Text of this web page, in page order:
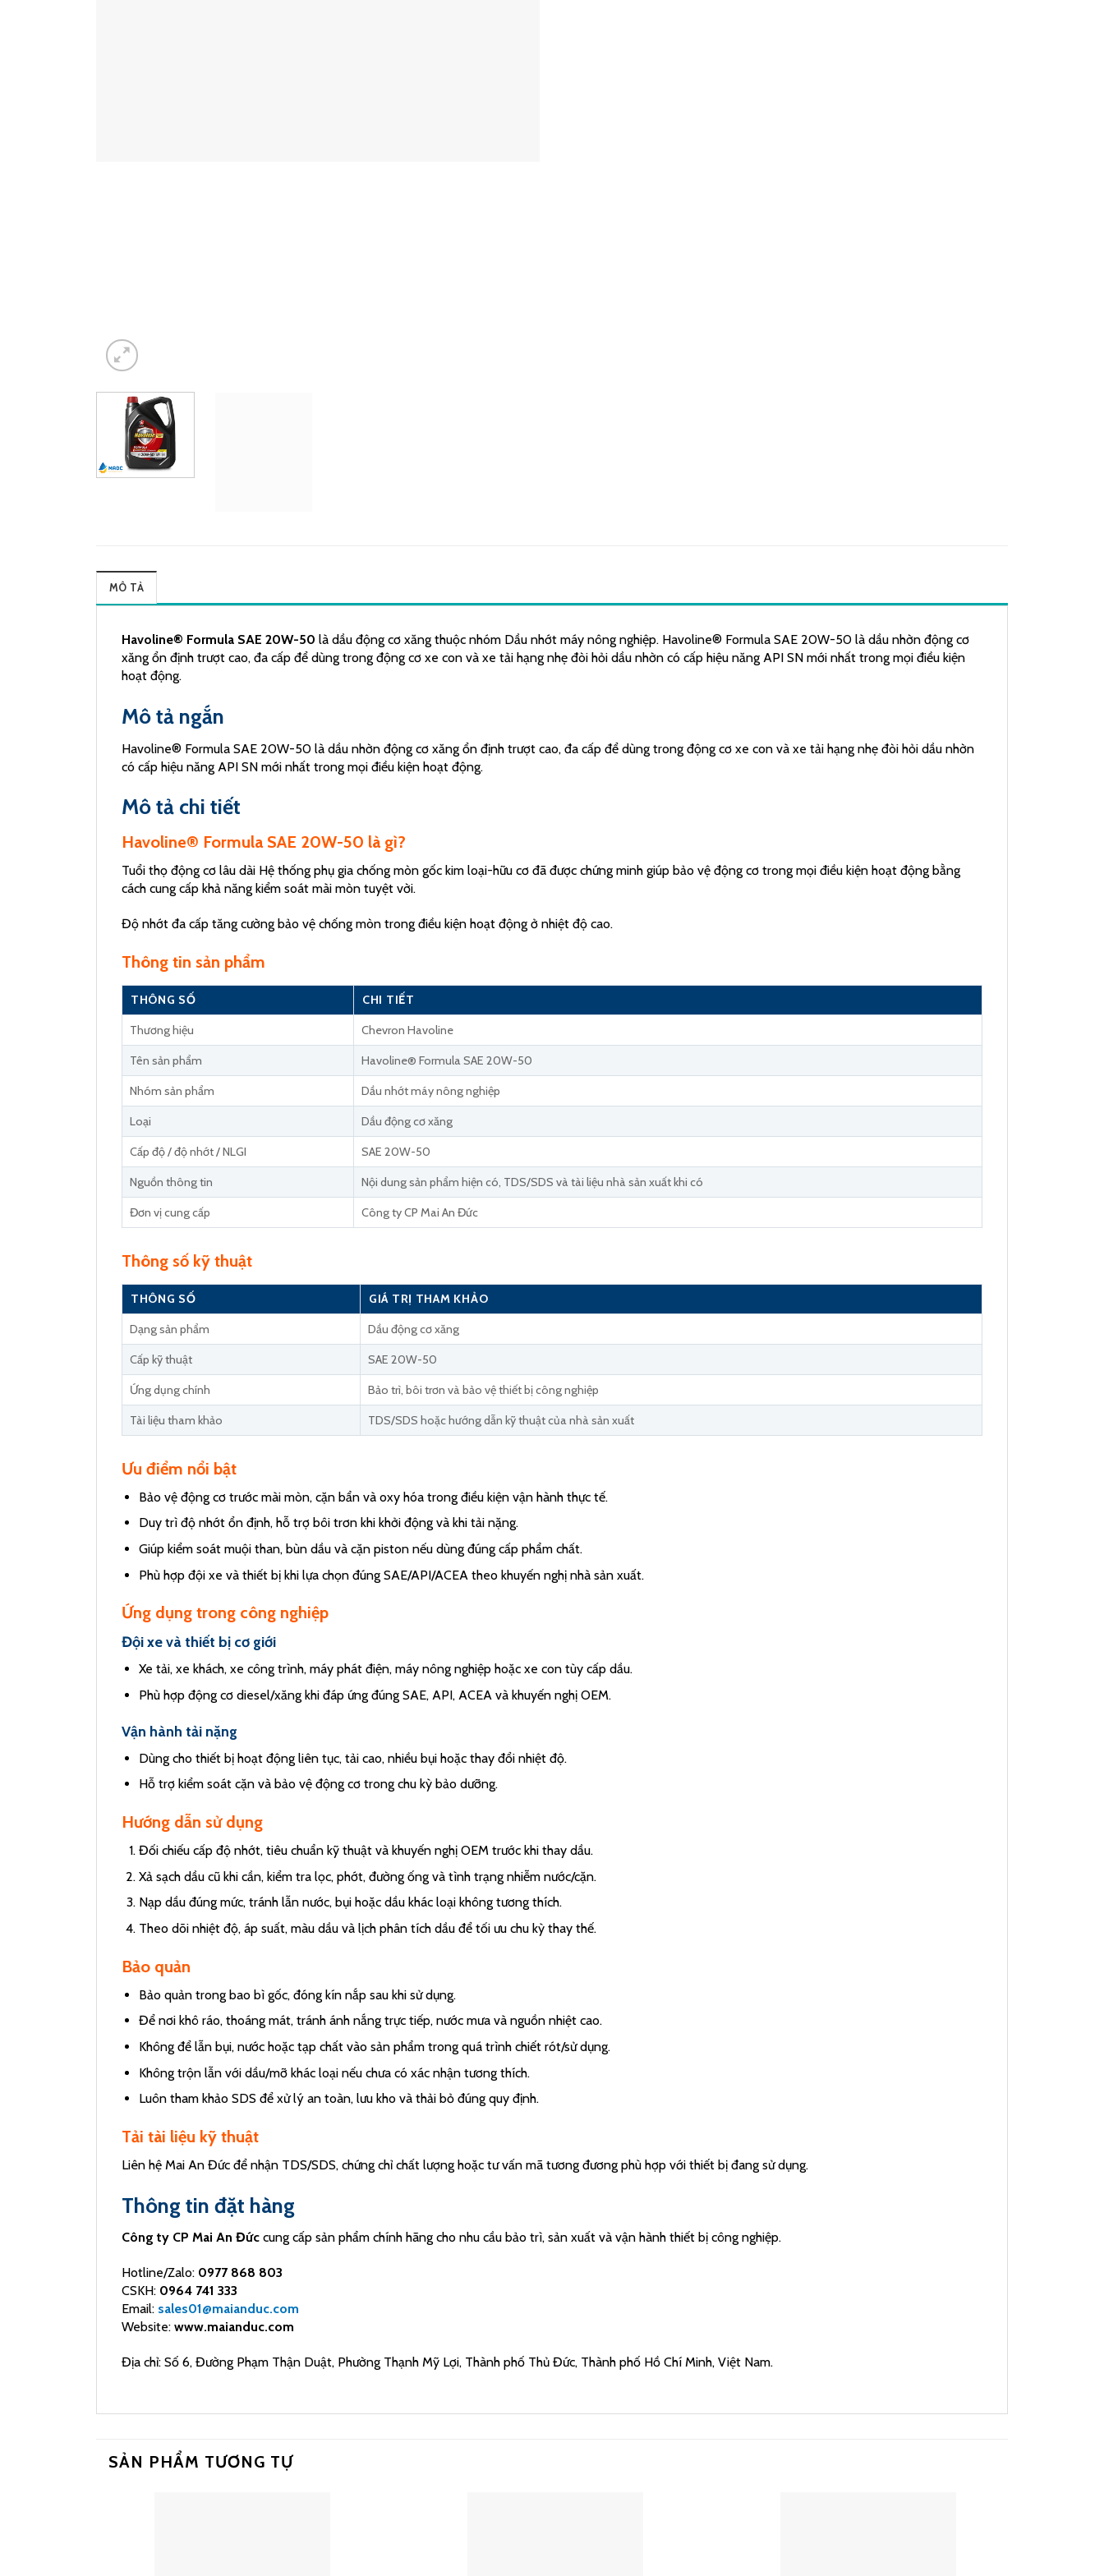
MÔ TẢ
Havoline® Formula SAE 20W-50 là dầu động cơ xăng thuộc nhóm Dầu nhớt máy nông nghiệp. Havoline® Formula SAE 20W-50 là dầu nhờn động cơ
xăng ổn định trượt cao, đa cấp để dùng trong động cơ xe con và xe tải hạng nhẹ đòi hỏi dầu nhờn có cấp hiệu năng API SN mới nhất trong mọi điều kiện
hoạt động.
Mô tả ngắn
Havoline® Formula SAE 20W-50 là dầu nhờn động cơ xăng ổn định trượt cao, đa cấp để dùng trong động cơ xe con và xe tải hạng nhẹ đòi hỏi dầu nhờn
có cấp hiệu năng API SN mới nhất trong mọi điều kiện hoạt động.
Mô tả chi tiết
Havoline® Formula SAE 20W-50 là gì?
Tuổi thọ động cơ lâu dài Hệ thống phụ gia chống mòn gốc kim loại-hữu cơ đã được chứng minh giúp bảo vệ động cơ trong mọi điều kiện hoạt động bằng
cách cung cấp khả năng kiểm soát mài mòn tuyệt vời.
Độ nhớt đa cấp tăng cường bảo vệ chống mòn trong điều kiện hoạt động ở nhiệt độ cao.
Thông tin sản phẩm
THÔNG SỐ CHI TIẾT
Thương hiệu Chevron Havoline
Tên sản phẩm Havoline® Formula SAE 20W-50
Nhóm sản phẩm Dầu nhớt máy nông nghiệp
Loại Dầu động cơ xăng
Cấp độ / độ nhớt / NLGI SAE 20W-50
Nguồn thông tin Nội dung sản phẩm hiện có, TDS/SDS và tài liệu nhà sản xuất khi có
Đơn vị cung cấp Công ty CP Mai An Đức
Thông số kỹ thuật
THÔNG SỐ GIÁ TRỊ THAM KHẢO
Dạng sản phẩm Dầu động cơ xăng
Cấp kỹ thuật SAE 20W-50
Ứng dụng chính Bảo trì, bôi trơn và bảo vệ thiết bị công nghiệp
Tài liệu tham khảo TDS/SDS hoặc hướng dẫn kỹ thuật của nhà sản xuất
Ưu điểm nổi bật
Bảo vệ động cơ trước mài mòn, cặn bẩn và oxy hóa trong điều kiện vận hành thực tế.
Duy trì độ nhớt ổn định, hỗ trợ bôi trơn khi khởi động và khi tải nặng.
Giúp kiểm soát muội than, bùn dầu và cặn piston nếu dùng đúng cấp phẩm chất.
Phù hợp đội xe và thiết bị khi lựa chọn đúng SAE/API/ACEA theo khuyến nghị nhà sản xuất.
Ứng dụng trong công nghiệp
Đội xe và thiết bị cơ giới
Xe tải, xe khách, xe công trình, máy phát điện, máy nông nghiệp hoặc xe con tùy cấp dầu.
Phù hợp động cơ diesel/xăng khi đáp ứng đúng SAE, API, ACEA và khuyến nghị OEM.
Vận hành tải nặng
Dùng cho thiết bị hoạt động liên tục, tải cao, nhiều bụi hoặc thay đổi nhiệt độ.
Hỗ trợ kiểm soát cặn và bảo vệ động cơ trong chu kỳ bảo dưỡng.
Hướng dẫn sử dụng
Đối chiếu cấp độ nhớt, tiêu chuẩn kỹ thuật và khuyến nghị OEM trước khi thay dầu.
Xả sạch dầu cũ khi cần, kiểm tra lọc, phớt, đường ống và tình trạng nhiễm nước/cặn.
Nạp dầu đúng mức, tránh lẫn nước, bụi hoặc dầu khác loại không tương thích.
Theo dõi nhiệt độ, áp suất, màu dầu và lịch phân tích dầu để tối ưu chu kỳ thay thế.
Bảo quản
Bảo quản trong bao bì gốc, đóng kín nắp sau khi sử dụng.
Để nơi khô ráo, thoáng mát, tránh ánh nắng trực tiếp, nước mưa và nguồn nhiệt cao.
Không để lẫn bụi, nước hoặc tạp chất vào sản phẩm trong quá trình chiết rót/sử dụng.
Không trộn lẫn với dầu/mỡ khác loại nếu chưa có xác nhận tương thích.
Luôn tham khảo SDS để xử lý an toàn, lưu kho và thải bỏ đúng quy định.
Tải tài liệu kỹ thuật
Liên hệ Mai An Đức để nhận TDS/SDS, chứng chỉ chất lượng hoặc tư vấn mã tương đương phù hợp với thiết bị đang sử dụng.
Thông tin đặt hàng
Công ty CP Mai An Đức cung cấp sản phẩm chính hãng cho nhu cầu bảo trì, sản xuất và vận hành thiết bị công nghiệp.
Hotline/Zalo: 0977 868 803
CSKH: 0964 741 333
Email: sales01@maianduc.com
Website: www.maianduc.com
Địa chỉ: Số 6, Đường Phạm Thận Duật, Phường Thạnh Mỹ Lợi, Thành phố Thủ Đức, Thành phố Hồ Chí Minh, Việt Nam.
SẢN PHẨM TƯƠNG TỰ